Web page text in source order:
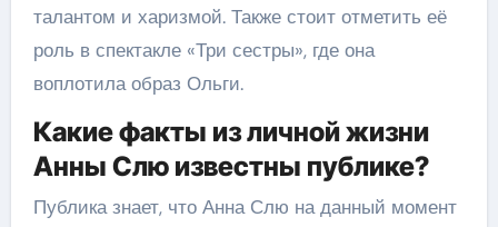
талантом и харизмой. Также стоит отметить её
роль в спектакле «Три сестры», где она
воплотила образ Ольги.
Какие факты из личной жизни
Анны Слю известны публике?
Публика знает, что Анна Слю на данный момент